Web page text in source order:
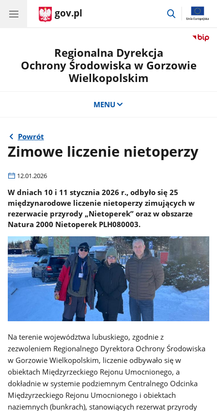
gov.pl
przejdź
Regionalna Dyrekcja
Ochrony Środowiska w Gorzowie
Wielkopolskim
MENU
Powrót
Zimowe liczenie nietoperzy
12.01.2026
W dniach 10 i 11 stycznia 2026 r., odbyło się 25
międzynarodowe liczenie nietoperzy zimujących w
rezerwacie przyrody „Nietoperek” oraz w obszarze
Natura 2000 Nietoperek PLH080003.
Na terenie województwa lubuskiego, zgodnie z
zezwoleniem Regionalnego Dyrektora Ochrony Środowiska
w Gorzowie Wielkopolskim, liczenie odbywało się w
obiektach Międzyrzeckiego Rejonu Umocnionego, a
dokładnie w systemie podziemnym Centralnego Odcinka
Międzyrzeckiego Rejonu Umocnionego i obiektach
naziemnych (bunkrach), stanowiących rezerwat przyrody